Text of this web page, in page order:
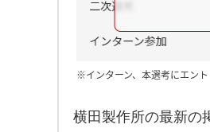
※インターン、本選考にエン
横田製作所の最新の